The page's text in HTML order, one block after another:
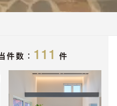
件数： 111 件